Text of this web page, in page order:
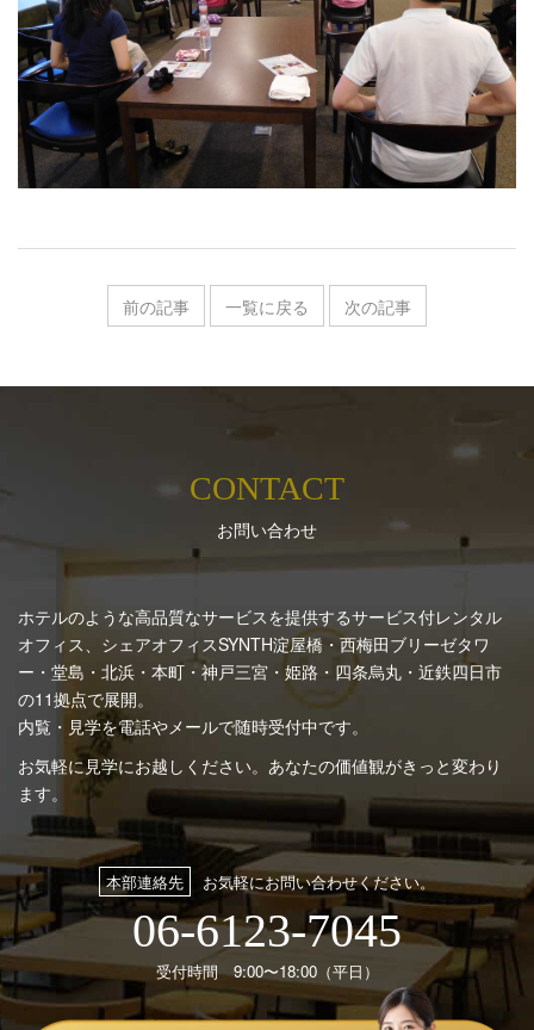
前の記事 一覧に戻る 次の記事
CONTACT
お問い合わせ
ホテルのような高品質なサービスを提供するサービス付レンタル
オフィス、シェアオフィスSYNTH淀屋橋・西梅田ブリーゼタワ
ー・堂島・北浜・本町・神戸三宮・姫路・四条烏丸・近鉄四日市
の11拠点で展開。
内覧・見学を電話やメールで随時受付中です。
お気軽に見学にお越しください。あなたの価値観がきっと変わり
ます。
本部連絡先 お気軽にお問い合わせください。
06-6123-7045
受付時間 9:00〜18:00（平日）